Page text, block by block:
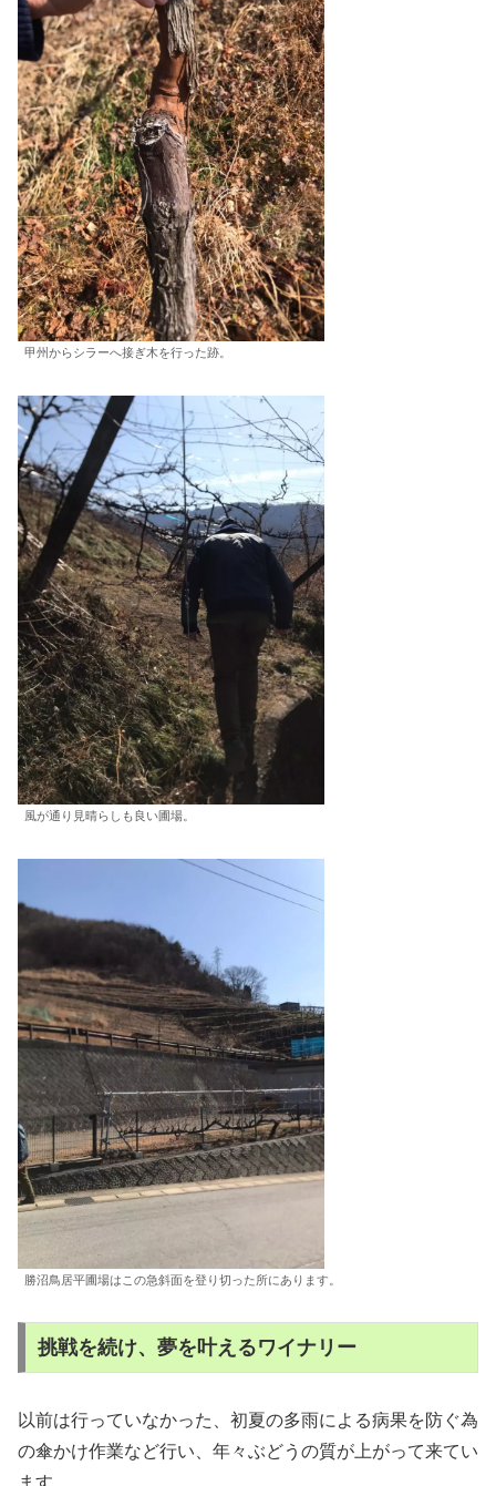
甲州からシラーへ接ぎ木を行った跡。
風が通り見晴らしも良い圃場。
勝沼鳥居平圃場はこの急斜面を登り切った所にあります。
挑戦を続け、夢を叶えるワイナリー
以前は行っていなかった、初夏の多雨による病果を防ぐ為
の傘かけ作業など行い、年々ぶどうの質が上がって来てい
ます。